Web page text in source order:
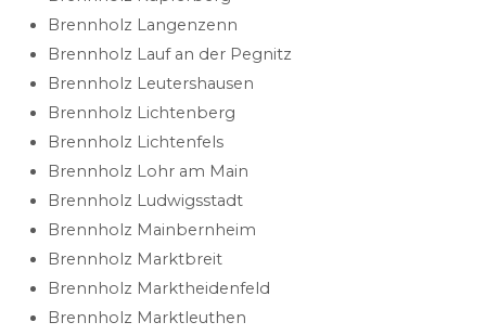
Brennholz Langenzenn
Brennholz Lauf an der Pegnitz
Brennholz Leutershausen
Brennholz Lichtenberg
Brennholz Lichtenfels
Brennholz Lohr am Main
Brennholz Ludwigsstadt
Brennholz Mainbernheim
Brennholz Marktbreit
Brennholz Marktheidenfeld
Brennholz Marktleuthen